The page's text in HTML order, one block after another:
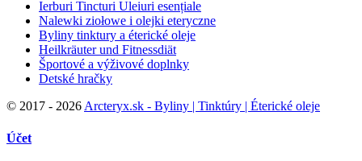
Ierburi Tincturi Uleiuri esențiale
Nalewki ziołowe i olejki eteryczne
Byliny tinktury a éterické oleje
Heilkräuter und Fitnessdiät
Športové a výživové doplnky
Detské hračky
© 2017 - 2026 Arcteryx.sk - Byliny | Tinktúry | Éterické oleje
Účet